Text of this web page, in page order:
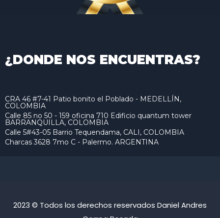
¿DONDE NOS ENCUENTRAS?
CRA 46 #7-41 Patio bonito el Poblado - MEDELLÍN,
COLOMBIA
Calle 85 no 50 - 159 oficina 710 Edificio quantum tower
BARRANQUILLA, COLOMBIA
Calle 5#43-05 Barrio Tequendama, CALI, COLOMBIA
Charcas 3628 7mo C - Palermo. ARGENTINA
2023 © Todos los derechos reservados Daniel Andres